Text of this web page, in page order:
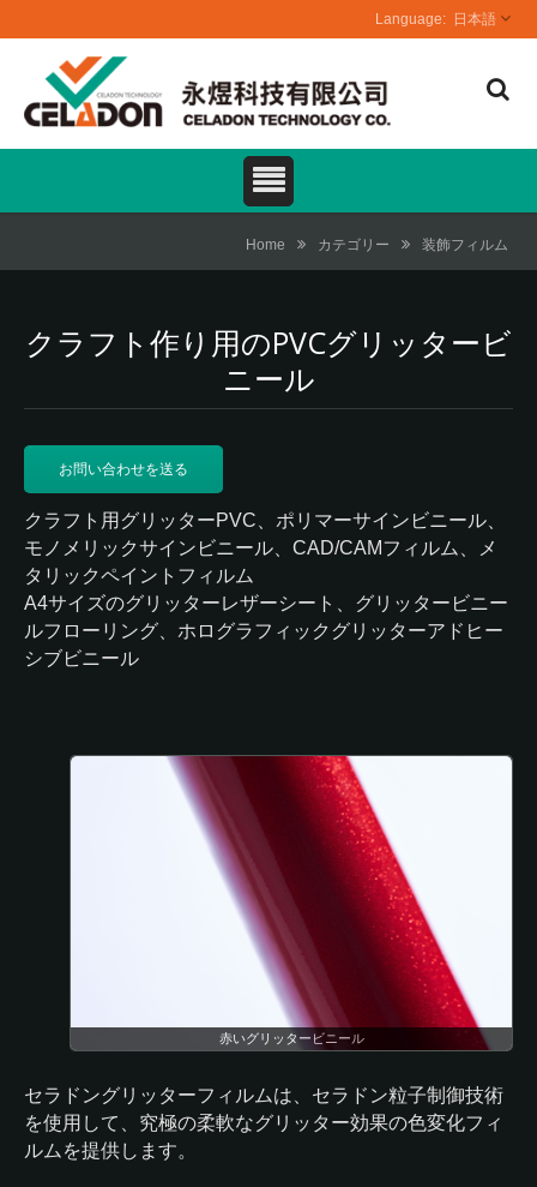
日本語
Home カテゴリー 装飾フィルム
クラフト作り用のPVCグリッタービ
ニール
お問い合わせを送る
クラフト用グリッターPVC、ポリマーサインビニール、
モノメリックサインビニール、CAD/CAMフィルム、メ
タリックペイントフィルム
A4サイズのグリッターレザーシート、グリッタービニー
ルフローリング、ホログラフィックグリッターアドヒー
シブビニール
赤いグリッタービニール
セラドングリッターフィルムは、セラドン粒子制御技術
を使用して、究極の柔軟なグリッター効果の色変化フィ
ルムを提供します。